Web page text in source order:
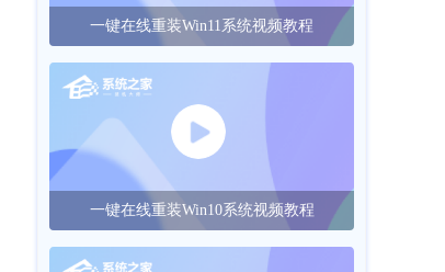
一键在线重装Win11系统视频教程
一键在线重装Win10系统视频教程